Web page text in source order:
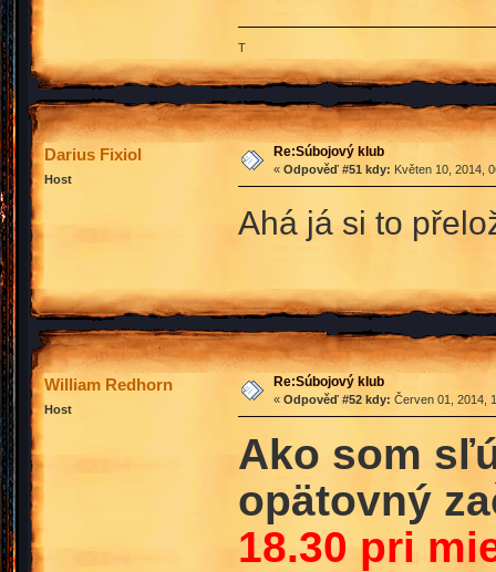
T
Darius Fixiol
Host
Re:Súbojový klub
« Odpověď #51 kdy: Květen 10, 2014,
Ahá já si to
William Redhorn
Host
Re:Súbojový klub
« Odpověď #52 kdy: Červen 01, 2014,
Ako som
opätovný
18.30 pri